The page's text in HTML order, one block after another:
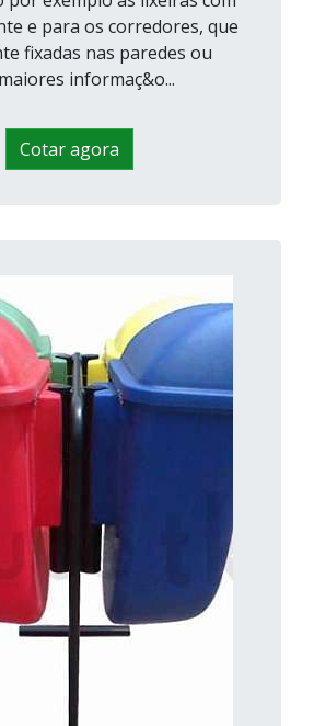
e para os corredores, que
fixadas nas paredes ou
informaç&o...
Cotar agora